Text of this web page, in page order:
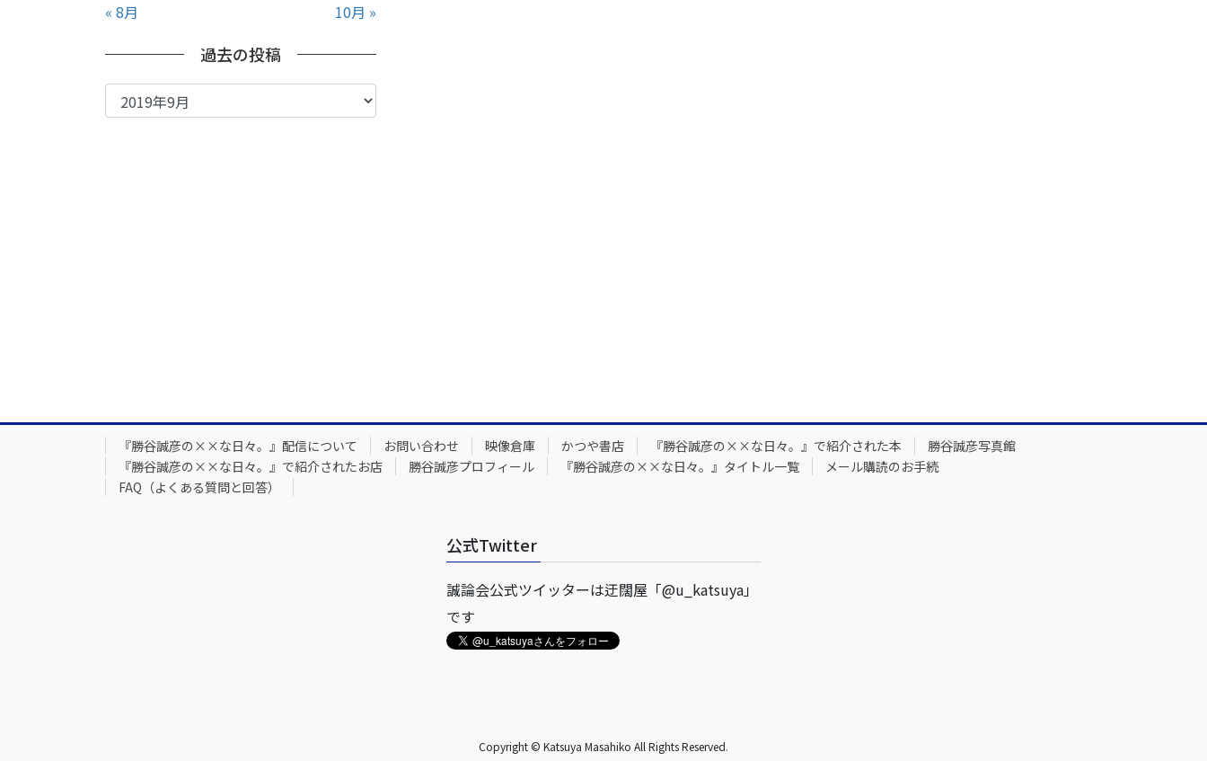
« 8月 10月 »
過去の投稿
過
去
『勝谷誠彦の××な日々。』配信について お問い合わせ 映像倉庫 かつや書店 『勝谷誠彦の××な日々。』で紹介された本
勝谷誠彦写真館
『勝谷誠彦の××な日々。』で紹介されたお店
勝谷誠彦プロフィール 『勝谷誠彦の××な日々。』タイトル一覧
メール購読のお手続
FAQ（よくある質問と回答）
公式Twitter
誠論会公式ツイッターは迂闊屋「@u_katsuya」
です
Copyright © Katsuya Masahiko All Rights Reserved.